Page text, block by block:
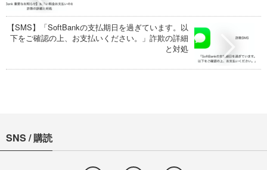
【SMS】「SoftBankの支払期日を過ぎています。以
下をご確認の上、お支払いください。」詐欺の詳細
と対処
SNS / 購読